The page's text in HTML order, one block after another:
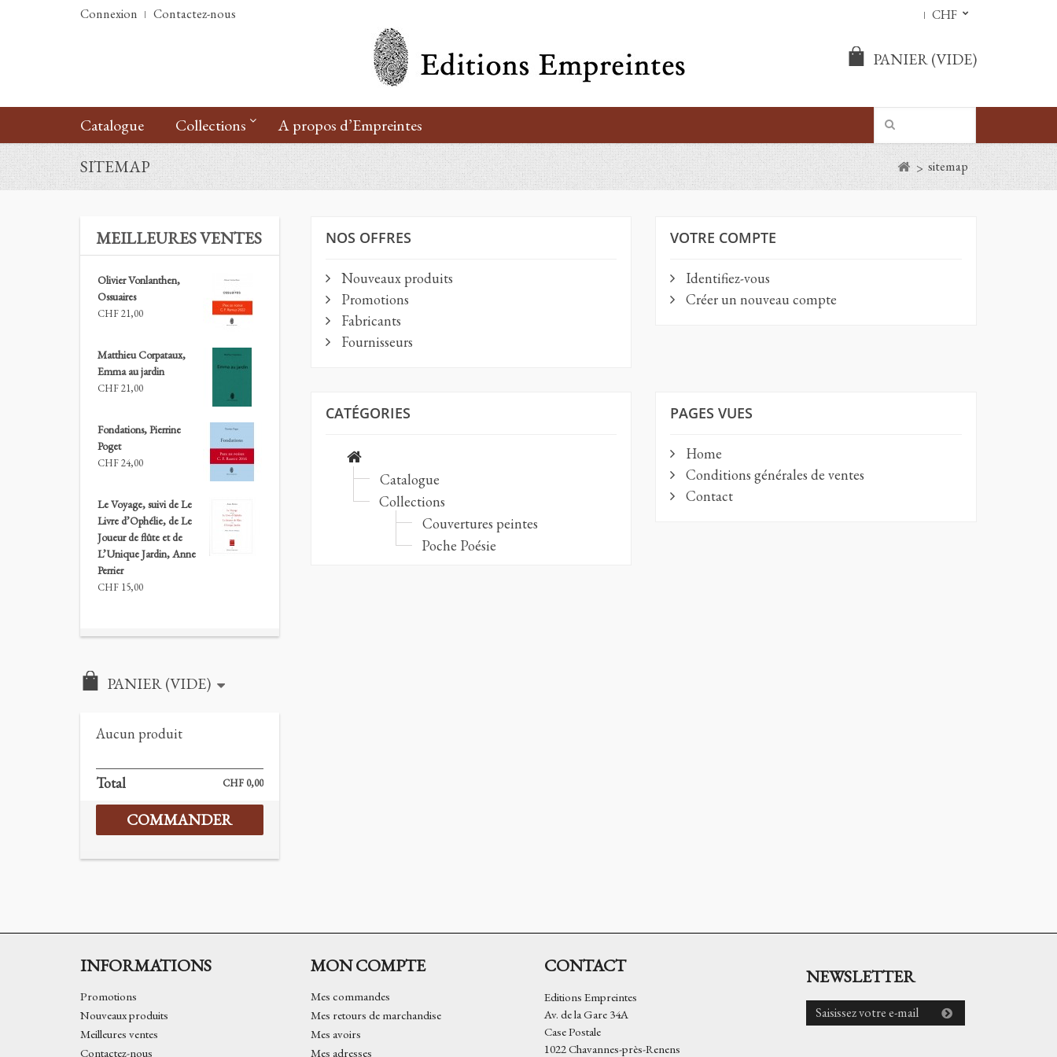
Connexion CHF
Contactez-nous
PANIER(VIDE)
Catalogue Collections A propos d’Empreintes
> sitemap
SITEMAP
NOS OFFRES
Nouveaux produits
Promotions
Fabricants
Fournisseurs
VOTRE COMPTE
Identifiez-vous
Créer un nouveau compte
CATÉGORIES
Catalogue
Collections
Couvertures peintes
Poche Poésie
PAGES VUES
Home
Conditions générales de ventes
Contact
MEILLEURES VENTES
Olivier Vonlanthen,
Ossuaires
CHF 21,00
Matthieu Corpataux,
Emma au jardin
CHF 21,00
Fondations, Pierrine
Poget
CHF 24,00
Le Voyage, suivi de Le
Livre d’Ophélie, de Le
Joueur de flûte et de
L’Unique Jardin, Anne
Perrier
CHF 15,00
PANIER(VIDE)
Aucun produit
CHF 0,00
Total
COMMANDER
INFORMATIONS
Promotions
Nouveaux produits
Meilleures ventes
Contactez-nous
MON COMPTE
Mes commandes
Mes retours de marchandise
Mes avoirs
Mes adresses
CONTACT
Editions Empreintes
Av. de la Gare 34A
Case Postale
1022 Chavannes-près-Renens
NEWSLETTER